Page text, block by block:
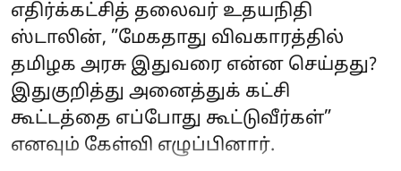
எதிர்க்கட்சித் தலைவர் உதயநிதி
ஸ்டாலின், ”மேகதாது விவகாரத்தில்
தமிழக அரசு இதுவரை என்ன செய்தது?
இதுகுறித்து அனைத்துக் கட்சி
கூட்டத்தை எப்போது கூட்டுவீர்கள்”
எனவும் கேள்வி எழுப்பினார்.